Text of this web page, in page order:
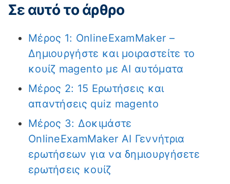
Σε αυτό το άρθρο
Μέρος 1: OnlineExamMaker –
Δημιουργήστε και μοιραστείτε το
κουίζ magento με AI αυτόματα
Μέρος 2: 15 Ερωτήσεις και
απαντήσεις quiz magento
Μέρος 3: Δοκιμάστε
OnlineExamMaker AI Γεννήτρια
ερωτήσεων για να δημιουργήσετε
ερωτήσεις κουίζ